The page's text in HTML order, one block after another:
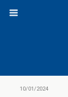
10/01/2024